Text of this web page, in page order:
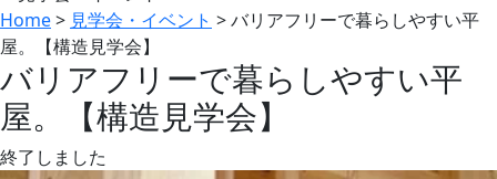
Home> 見学会・イベント >バリアフリーで暮らしやすい平
屋。【構造見学会】
バリアフリーで暮らしやすい平
屋。【構造見学会】
終了しました